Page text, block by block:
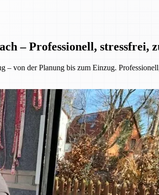
– Professionell, stressfrei,
von der Planung bis zum Einzug.